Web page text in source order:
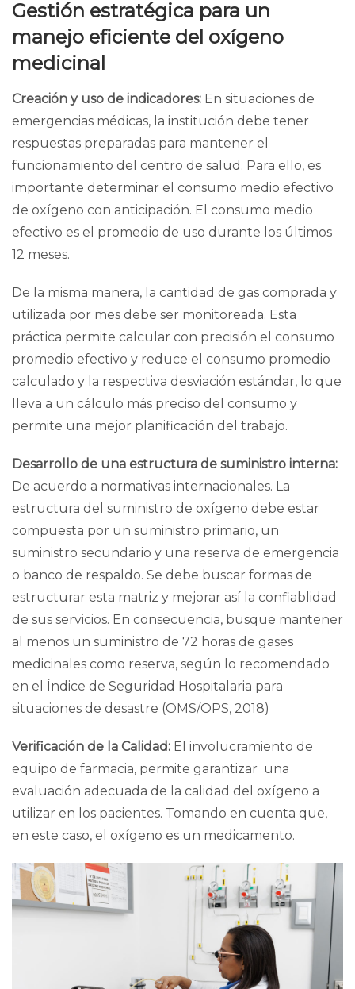
Gestión estratégica para un
manejo eficiente del oxígeno
medicinal
Creación y uso de indicadores: En situaciones de
emergencias médicas, la institución debe tener
respuestas preparadas para mantener el
funcionamiento del centro de salud. Para ello, es
importante determinar el consumo medio efectivo
de oxígeno con anticipación. El consumo medio
efectivo es el promedio de uso durante los últimos
12 meses.
De la misma manera, la cantidad de gas comprada y
utilizada por mes debe ser monitoreada. Esta
práctica permite calcular con precisión el consumo
promedio efectivo y reduce el consumo promedio
calculado y la respectiva desviación estándar, lo que
lleva a un cálculo más preciso del consumo y
permite una mejor planificación del trabajo.
Desarrollo de una estructura de suministro interna:
De acuerdo a normativas internacionales. La
estructura del suministro de oxígeno debe estar
compuesta por un suministro primario, un
suministro secundario y una reserva de emergencia
o banco de respaldo. Se debe buscar formas de
estructurar esta matriz y mejorar así la confiablidad
de sus servicios. En consecuencia, busque mantener
al menos un suministro de 72 horas de gases
medicinales como reserva, según lo recomendado
en el Índice de Seguridad Hospitalaria para
situaciones de desastre (OMS/OPS, 2018)
Verificación de la Calidad: El involucramiento de
equipo de farmacia, permite garantizar una
evaluación adecuada de la calidad del oxígeno a
utilizar en los pacientes. Tomando en cuenta que,
en este caso, el oxígeno es un medicamento.